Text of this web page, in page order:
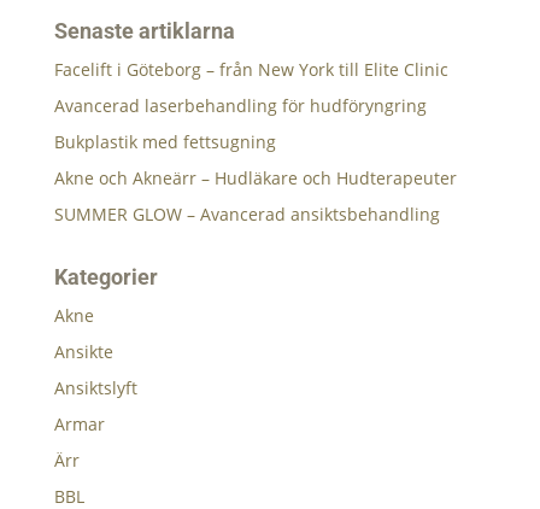
Senaste artiklarna
Facelift i Göteborg – från New York till Elite Clinic
Avancerad laserbehandling för hudföryngring
Bukplastik med fettsugning
Akne och Akneärr – Hudläkare och Hudterapeuter
SUMMER GLOW – Avancerad ansiktsbehandling
Kategorier
Akne
Ansikte
Ansiktslyft
Armar
Ärr
BBL